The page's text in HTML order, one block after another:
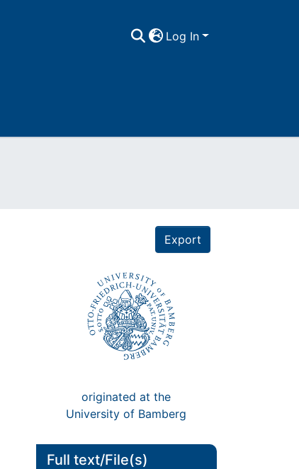
Log In
Export
originated at the
University of Bamberg
Full text/File(s)